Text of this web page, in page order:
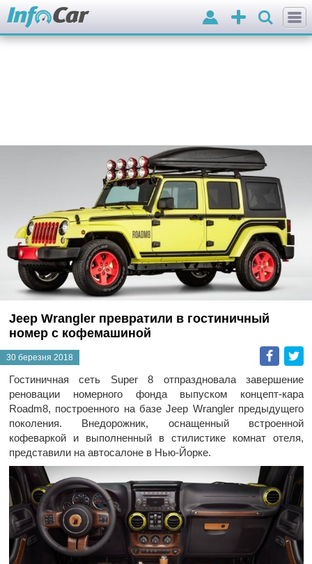
Додати
оголошення
Вхід
Jeep Wrangler превратили в гостиничный
номер с кофемашиной
30 березня 2018
Гостиничная сеть Super 8 отпраздновала завершение
реновации номерного фонда выпуском концепт-кара
Roadm8, построенного на базе Jeep Wrangler предыдущего
поколения. Внедорожник, оснащенный встроенной
кофеваркой и выполненный в стилистике комнат отеля,
представили на автосалоне в Нью-Йорке.